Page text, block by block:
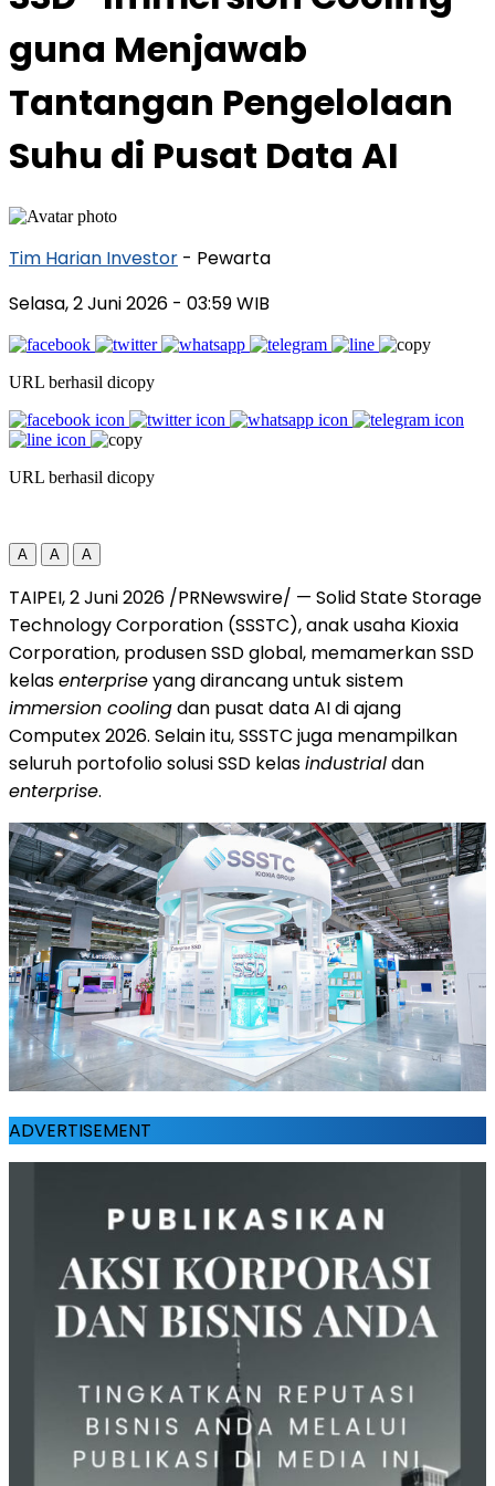
guna Menjawab
Tantangan Pengelolaan
Suhu di Pusat Data AI
Tim Harian Investor - Pewarta
Selasa, 2 Juni 2026 - 03:59 WIB
URL berhasil dicopy
URL berhasil dicopy
A A A
TAIPEI, 2 Juni 2026 /PRNewswire/ — Solid State Storage
Technology Corporation (SSSTC), anak usaha Kioxia
Corporation, produsen SSD global, memamerkan SSD
kelasenterpriseyang dirancang untuk sistem
immersion coolingdan pusat data AI di ajang
Computex 2026. Selain itu, SSSTC juga menampilkan
seluruh portofolio solusi SSD kelasindustrialdan
enterprise.
ADVERTISEMENT